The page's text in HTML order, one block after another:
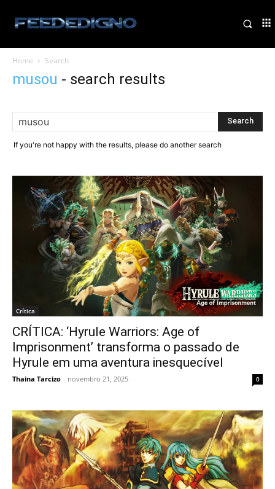
Home Search
musou - search results
If you're not happy with the results, please do another search
Crítica
CRÍTICA: ‘Hyrule Warriors: Age of
Imprisonment’ transforma o passado de
Hyrule em uma aventura inesquecível
Thaina Tarcizo - novembro 21, 2025 0